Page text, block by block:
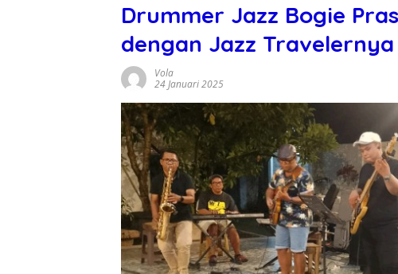
Drummer Jazz Bogie
dengan Jazz Travelernya
Vola
24 Januari 2025